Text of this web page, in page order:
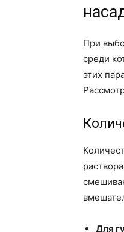
При
среди
этих
Для